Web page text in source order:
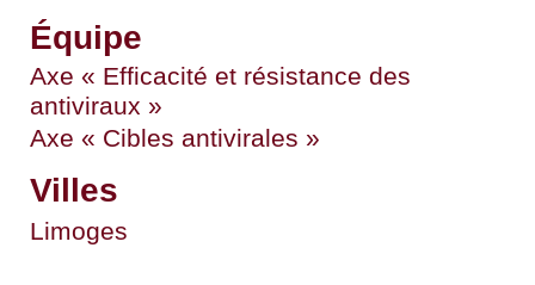
Équipe
Axe « Efficacité et résistance des
antiviraux »
Axe « Cibles antivirales »
Villes
Limoges